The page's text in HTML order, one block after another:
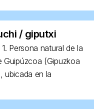
/ giputxi
Persona natural de la
Guipúzcoa (Gipuzkoa
ubicada en la